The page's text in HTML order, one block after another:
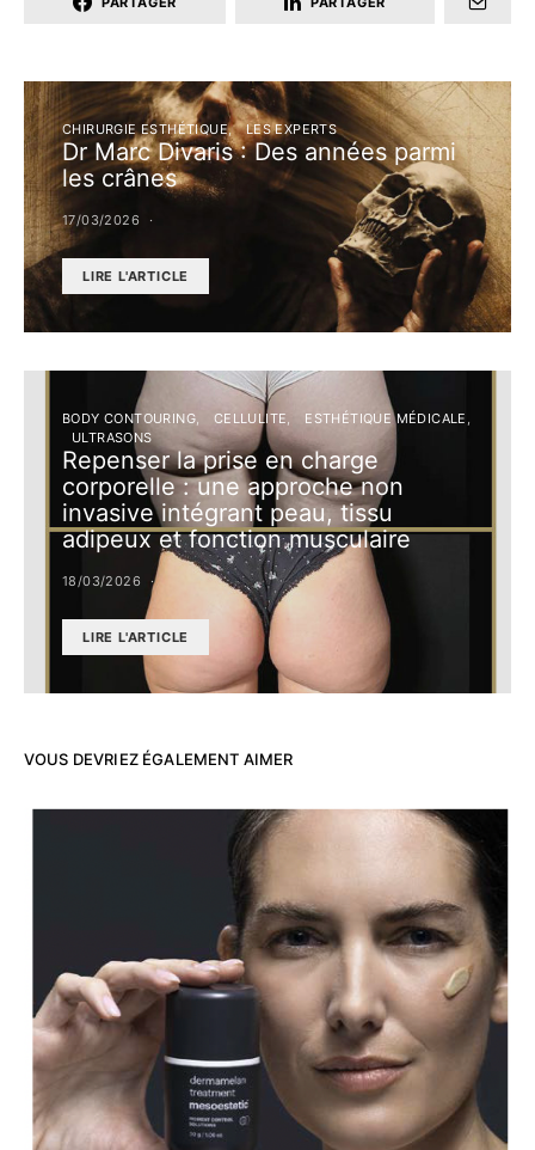
CHIRURGIE ESTHÉTIQUE LES EXPERTS
Dr Marc Divaris : Des années parmi
les crânes
17/03/2026
LIRE L'ARTICLE
BODY CONTOURING CELLULITE
ESTHÉTIQUE MÉDICALE
ULTRASONS
Repenser la prise en charge
corporelle : une approche non
invasive intégrant peau, tissu
adipeux et fonction musculaire
18/03/2026
LIRE L'ARTICLE
VOUS DEVRIEZ ÉGALEMENT AIMER